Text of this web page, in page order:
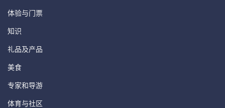
体验与门票
知识
礼品及产品
美食
专家和导游
体育与社区